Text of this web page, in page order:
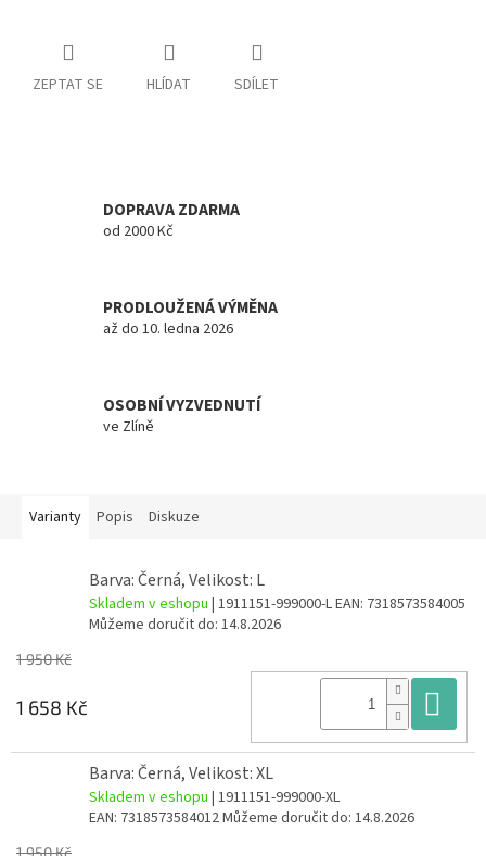
ZEPTAT SE HLÍDAT SDÍLET
DOPRAVA ZDARMA
od 2000 Kč
PRODLOUŽENÁ VÝMĚNA
až do 10. ledna 2026
OSOBNÍ VYZVEDNUTÍ
ve Zlíně
Varianty Popis Diskuze
Barva: Černá, Velikost: L
Skladem v eshopu | 1911151-999000-LEAN: 7318573584005
Můžeme doručit do: 14.8.2026
1 950 Kč
1 658 Kč
Barva: Černá, Velikost: XL
Skladem v eshopu | 1911151-999000-XL
EAN: 7318573584012Můžeme doručit do: 14.8.2026
1 950 Kč